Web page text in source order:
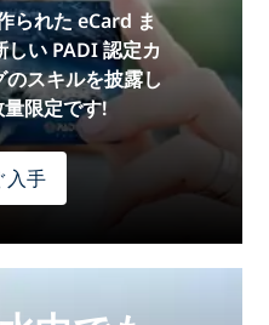
られた eCard ま
い PADI 認定カ
スキルを披露し
限定です!
入手